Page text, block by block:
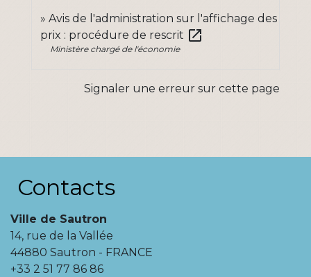
Avis de l'administration sur l'affichage des
prix : procédure de rescrit open_in_new
Ministère chargé de l'économie
Signaler une erreur sur cette page
Contacts
Ville de Sautron
14, rue de la Vallée
44880 Sautron - FRANCE
+33 2 51 77 86 86